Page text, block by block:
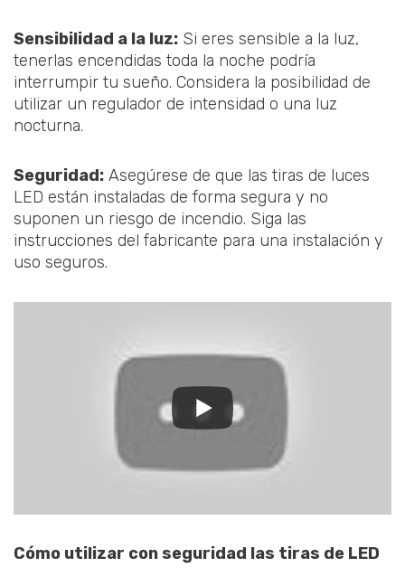
Sensibilidad a la luz: Si eres sensible a la luz,
tenerlas encendidas toda la noche podría
interrumpir tu sueño. Considera la posibilidad de
utilizar un regulador de intensidad o una luz
nocturna.
Seguridad: Asegúrese de que las tiras de luces
LED están instaladas de forma segura y no
suponen un riesgo de incendio. Siga las
instrucciones del fabricante para una instalación y
uso seguros.
Cómo utilizar con seguridad las tiras de LED